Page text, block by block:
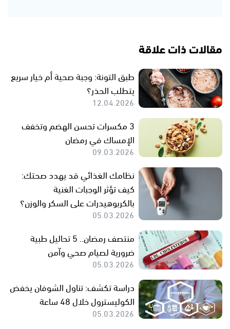
مقالات ذات علاقة
طبق التونة: وجبة صحية أم خيار سريع
يتطلب الحذر؟
12.04.2026
3 مكسرات تحسن الهضم وتخفف
الإمساك في رمضان
09.03.2026
نظامك الغذائي قد يهدد صحتك:
كيف تؤثر الوجبات الغنية
بالكربوهيدرات على السكر والوزن؟
05.03.2026
منتصف رمضان.. 5 تحاليل طبية
ضرورية لصيام صحي وآمن
05.03.2026
دراسة تكشف: تناول الشوفان يخفض
الكوليسترول خلال 48 ساعة
05.03.2026